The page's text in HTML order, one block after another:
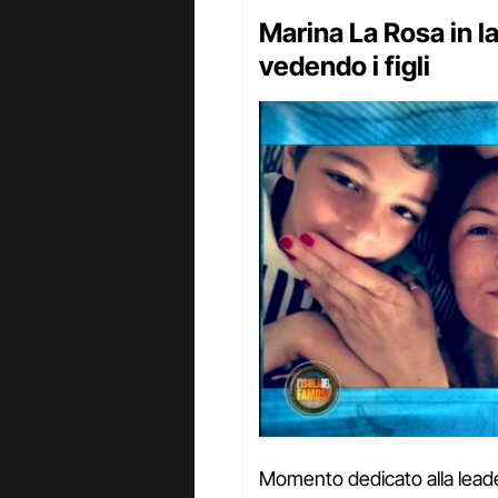
Marina La Rosa in
vedendo i figli
Momento dedicato alla